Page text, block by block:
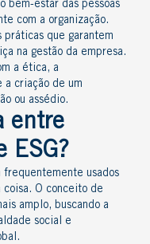
bem-estar das pessoas
com a organização.
práticas que garantem
na gestão da empresa.
a ética, a
a criação de um
ou assédio.
entre
ESG?
frequentemente usados
coisa. O conceito de
amplo, buscando a
social e